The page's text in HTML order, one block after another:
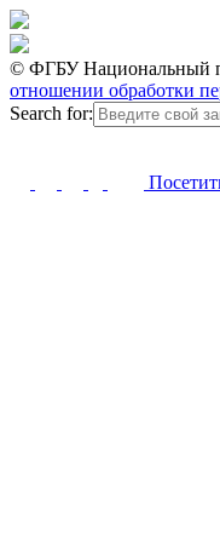
© ФГБУ Национальный
отношении обработки
Search for: